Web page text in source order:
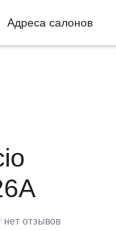
Адреса салонов
нет отзывов